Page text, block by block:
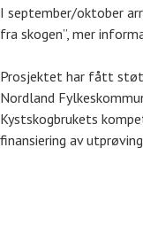
I september/oktober
fra skogen”, mer
Prosjektet har fått
Nordland
Kystskogbrukets
finansiering av